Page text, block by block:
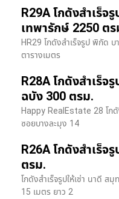
R29A โกดังสำเร็จ
เทพารักษ์ 2250 ต
HR29 โกดังสำเร็จรูป พิกัด
ตารางเมตร
R28A โกดังสำเร็จ
ฉบัง 300 ตรม.
Happy RealEstate 28 โก
ซอยบางละมุง 14
R26A โกดังสำเร็จ
ตรม.
โกดังสำเร็จรูปให้เช่า นาดี ส
15 เมตร ยาว 2